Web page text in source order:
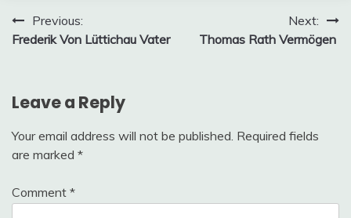
Post
navigation
Previous:
Frederik Von Lüttichau Vater
Next:
Thomas Rath Vermögen
Leave a Reply
Your email address will not be published. Required fields
are marked *
Comment *